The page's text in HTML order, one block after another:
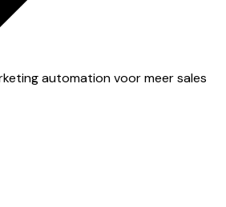
automation voor meer sales